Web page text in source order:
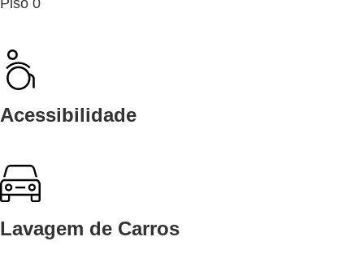
Piso 0
Acessibilidade
Lavagem de Carros